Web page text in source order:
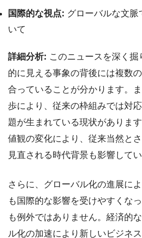
国際的な視点: グローバルな文
いて
詳細分析: このニュースを深く
的に見える事象の背後には複数
合っていることが分かります。
歩により、従来の枠組みでは対
題が生まれている現状がありま
値観の変化により、従来当然と
見直される時代背景も影響してい
さらに、グローバル化の進展に
も国際的な影響を受けやすくな
も例外ではありません。経済的
ル化の加速により新しいビジネ